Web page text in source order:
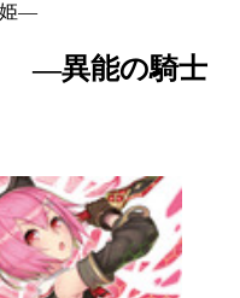
姫―
―異能の騎士